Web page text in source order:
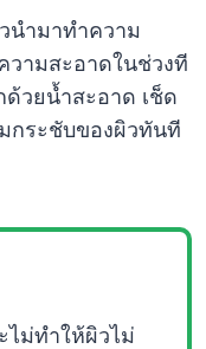
นำมาทำความ
ามสะอาดในช่วงที
วยน้ำสะอาด เช็ด
กระชับของผิวทันที
ม่ทำให้ผิวไม่